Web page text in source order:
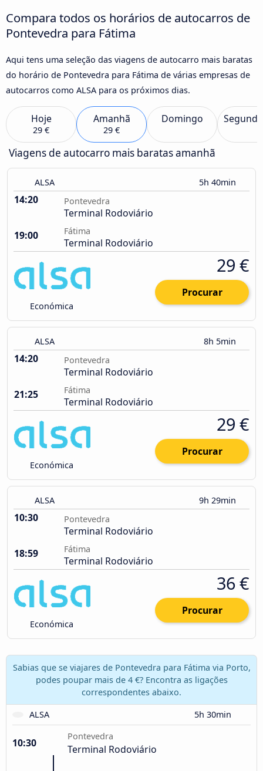
Compara todos os horários de autocarros de
Pontevedra para Fátima
Aqui tens uma seleção das viagens de autocarro mais baratas
do horário de Pontevedra para Fátima de várias empresas de
autocarros como ALSA para os próximos dias.
Hoje
29 €
Amanhã
29 €
Domingo
Viagens de autocarro mais baratas amanhã
ALSA 5h 40min
14:20 Pontevedra
Terminal Rodoviário
19:00
Fátima
Terminal Rodoviário
Económica
29 €
Procurar
ALSA 8h 5min
14:20 Pontevedra
Terminal Rodoviário
21:25
Fátima
Terminal Rodoviário
Económica
29 €
Procurar
ALSA 9h 29min
10:30 Pontevedra
Terminal Rodoviário
18:59
Fátima
Terminal Rodoviário
Económica
36 €
Procurar
Sabias que se viajares de Pontevedra para Fátima via Porto,
podes poupar mais de 4 €? Encontra as ligações
correspondentes abaixo.
ALSA
5h 30min
10:30
Pontevedra
Terminal Rodoviário